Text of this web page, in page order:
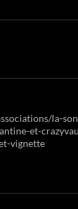
la-
et-
vignette